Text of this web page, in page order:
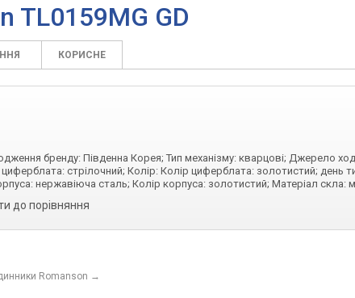
TL0159MG GD
КОРИСНЕ
бренду: Південна Корея; Тип механізму: кварцові; Джерело
стрілочний; Колір: Колір циферблата: золотистий; день
нержавіюча сталь; Колір корпуса: золотистий; Матеріал скла:
до порівняння
Romanson →